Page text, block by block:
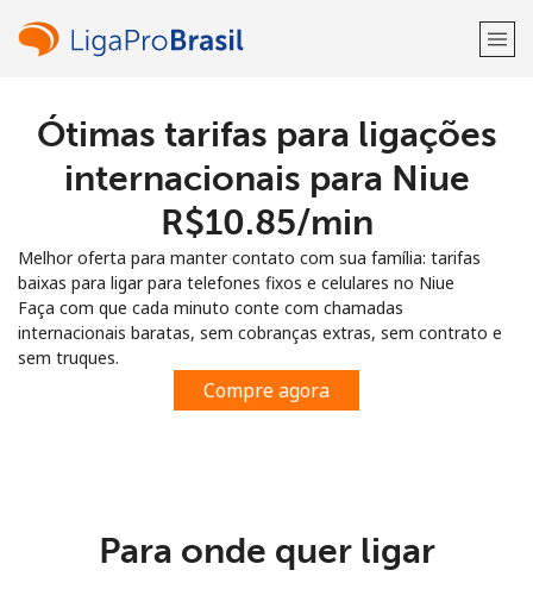
Bem-vindo(a)!
ENTRE →
Entrar com
ou
Ótimas tarifas para ligações
internacionais para Niue
⁦R$10.85⁩/min
Melhor oferta para manter contato com sua família: tarifas
baixas para ligar para telefones fixos e celulares no Niue
Faça com que cada minuto conte com chamadas
internacionais baratas, sem cobranças extras, sem contrato e
sem truques.
Compre agora
Para onde quer ligar